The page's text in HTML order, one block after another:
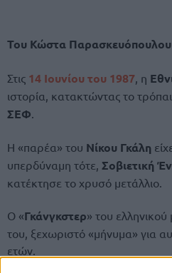
Του Κώστα
Στις 14 Ιουνίου του 1987 , η
ιστορία, κατακτώντας το
ΣΕΦ
Η «παρέα» του Νίκου Γκάλη
υπερδύναμη τότε, Σοβιετική
κατέκτησε το χρυσό μετάλλιο.
Ο «Γκάνγκστερ» του ελληνικού
του, ξεχωριστό «μήνυμα» για
ετών.